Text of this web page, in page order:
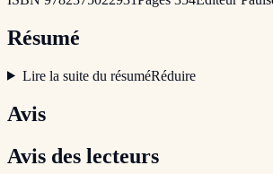
Résumé
Lire la suite du résuméRéduire
Avis
Avis des lecteurs